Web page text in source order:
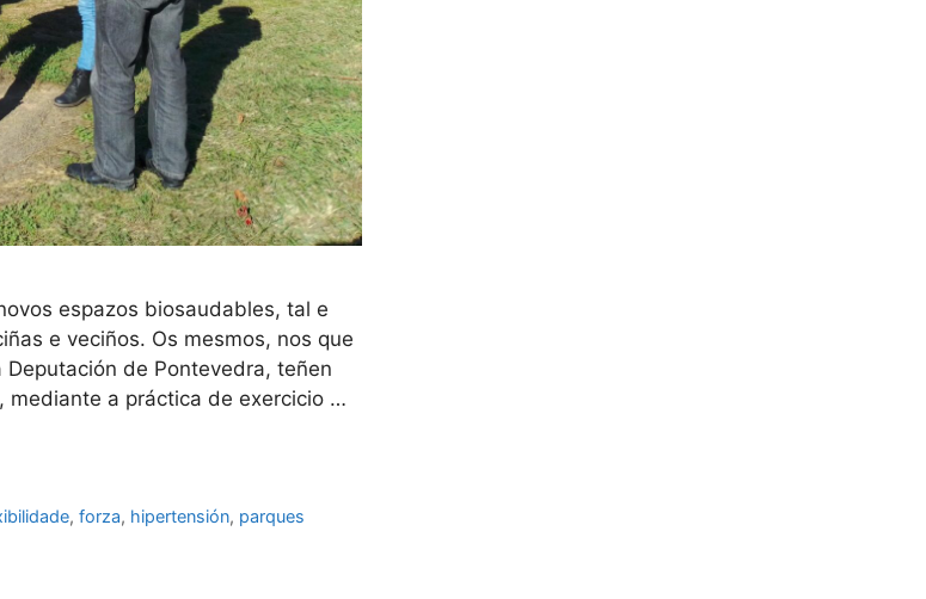
espazos biosaudables, tal e
e veciños. Os mesmos, nos que
de Pontevedra, teñen
mediante a práctica de exercicio …
, forza, hipertensión, parques